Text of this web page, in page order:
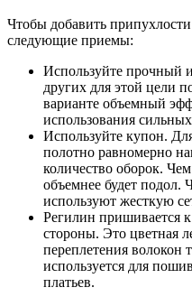
Чтобы добавить
следующие приемы:
Используйте прочный
других для этой цели
варианте объемный
использования
Используйте купон.
полотно равномерно
количество оборок.
объемнее будет
используют жесткую
Регилин пришивается
стороны. Это цветная
переплетения волокон
используется для
платьев.